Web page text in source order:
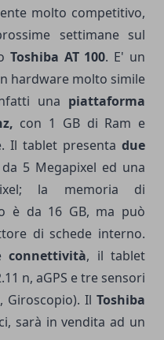
molto competitivo,
settimane sul
Toshiba AT 100. E' un
hardware molto simile
una piattaforma
con 1 GB di Ram e
Il tablet presenta due
5 Megapixel ed una
la memoria di
è da 16 GB, ma può
di schede interno.
connettività, il tablet
n, aGPS e tre sensori
Giroscopio). Il Toshiba
sarà in vendita ad un